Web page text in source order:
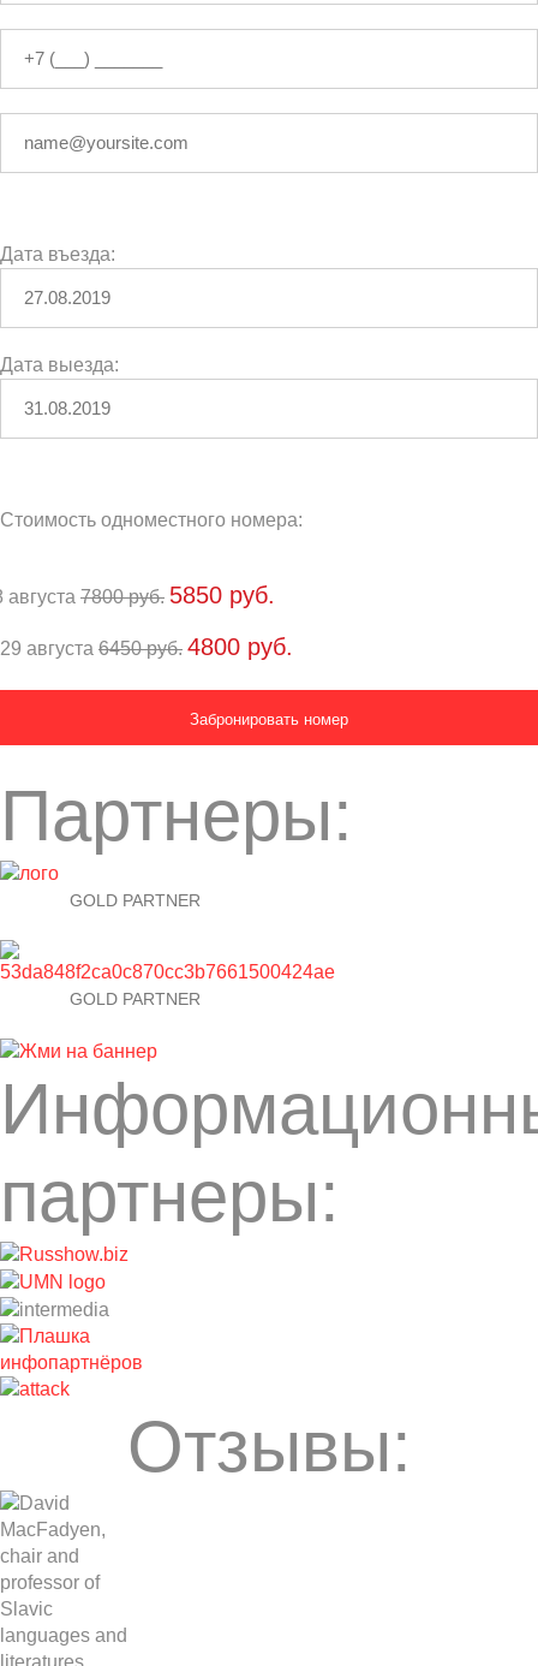
Дата въезда:
Дата выезда:
Стоимость одноместного номера:
августа 7800 руб. 5850 руб.
29 августа 6450 руб. 4800 руб.
Партнеры:
GOLD PARTNER
GOLD PARTNER
партнеры:
Отзывы: